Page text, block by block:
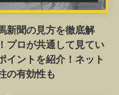
新聞の見方を徹底解
プロが共通して見てい
イントを紹介！ネット
の有効性も